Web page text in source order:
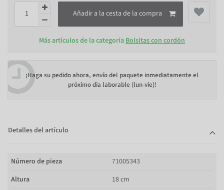
Añadir a la cesta de la compra
Más artículos de la categoría Bolsitas con cordón
¡Haga su pedido ahora, envío del paquete inmediatamente el
próximo día laborable (lun-vie)!
Detalles del artículo
Número de pieza
71005343
Altura
18 cm